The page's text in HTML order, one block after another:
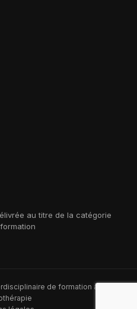
au titre de la catégorie
de formation à la